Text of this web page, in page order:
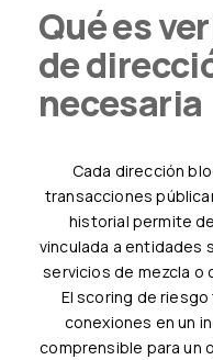
Qué es verificación AML
de
necesaria
Cada dirección blockchain tiene un historial de
transacciones
historial permite
vinculada a entidades
servicios de mezcla o
El scoring de
conexiones en un
comprensible para un